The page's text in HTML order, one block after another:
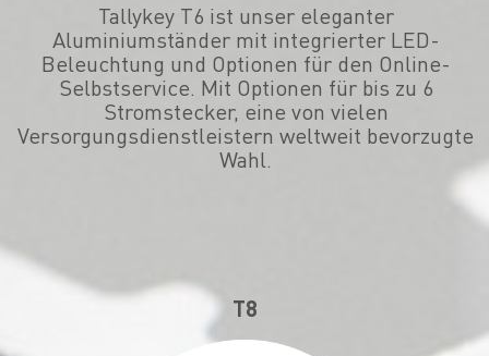
Tallykey T6 ist unser eleganter
Aluminiumständer mit integrierter LED-
Beleuchtung und Optionen für den Online-
Selbstservice. Mit Optionen für bis zu 6
Stromstecker, eine von vielen
Versorgungsdienstleistern weltweit bevorzugte
Wahl.
T8